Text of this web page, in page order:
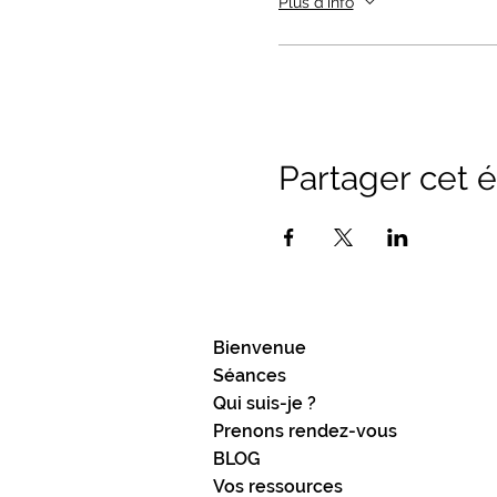
Partager cet
Bienvenue
Séances
Qui suis-je ?
Prenons rendez-vous
BLOG
Vos ressources